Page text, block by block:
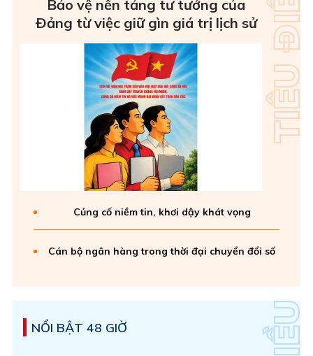
Bảo vệ nền tảng tư tưởng của
Ðảng từ việc giữ gìn giá trị lịch sử
Củng cố niềm tin, khơi dậy khát vọng
Cán bộ ngân hàng trong thời đại chuyển đổi số
NỔI BẬT 48 GIỜ